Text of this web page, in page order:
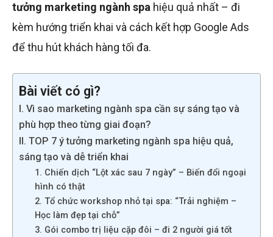
tưởng marketing ngành spa hiệu quả nhất – đi
kèm hướng triển khai và cách kết hợp Google Ads
để thu hút khách hàng tối đa.
Bài viết có gì?
I. Vì sao marketing ngành spa cần sự sáng tạo và
phù hợp theo từng giai đoạn?
II. TOP 7 ý tưởng marketing ngành spa hiệu quả,
sáng tạo và dễ triển khai
1. Chiến dịch “Lột xác sau 7 ngày” – Biến đổi ngoại
hình có thật
2. Tổ chức workshop nhỏ tại spa: “Trải nghiệm –
Học làm đẹp tại chỗ”
3. Gói combo trị liệu cặp đôi – đi 2 người giá tốt